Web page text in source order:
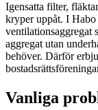
Igensatta filter,
kryper uppåt. I Habo
ventilationsaggregat
aggregat utan
behöver. Därför
Vanliga